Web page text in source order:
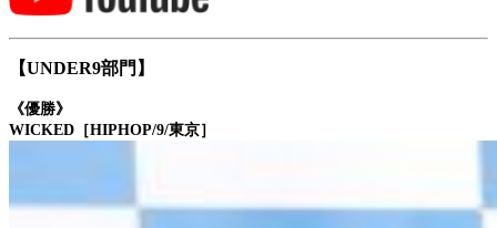
【UNDER9部門】
《優勝》
WICKED［HIPHOP/9/東京］